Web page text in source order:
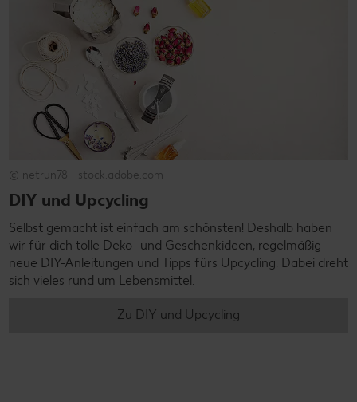
© netrun78 - stock.adobe.com
DIY und Upcycling
Selbst gemacht ist einfach am schönsten! Deshalb haben
wir für dich tolle Deko- und Geschenkideen, regelmäßig
neue DIY-Anleitungen und Tipps fürs Upcycling. Dabei dreht
sich vieles rund um Lebensmittel.
Zu DIY und Upcycling